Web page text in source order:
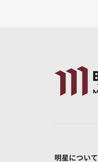
明星について